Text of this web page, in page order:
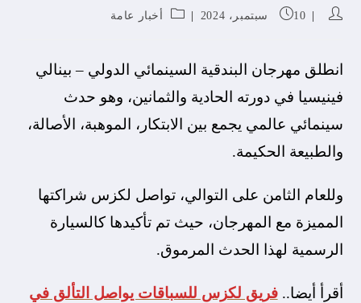
10 سبتمبر، 2024 أخبار عامة
انطلق مهرجان البندقية السينمائي الدولي – بينالي
فينيسيا في دورته الحادية والثمانين، وهو حدث
سينمائي عالمي يجمع بين الابتكار، الموهبة، الأصالة،
والطبيعة الحكيمة.
وللعام الثامن على التوالي، تواصل لكزس شراكتها
المميزة مع المهرجان، حيث تم تأكيدها كالسيارة
الرسمية لهذا الحدث المرموق.
أقرأ أيضا..فريق لكزس للسباقات يواصل التألق في